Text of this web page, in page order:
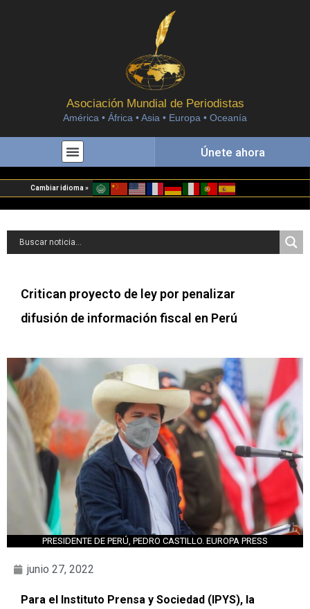
Asociación Mundial de Periodistas
América • África • Asia • Europa • Oceanía
Únete ahora
Cambiar idioma »
Critican proyecto de ley por penalizar
difusión de información fiscal en Perú
PRESIDENTE DE PERÚ, PEDRO CASTILLO. EUROPA PRESS
junio 27, 2022
Para el Instituto Prensa y Sociedad (IPYS), la